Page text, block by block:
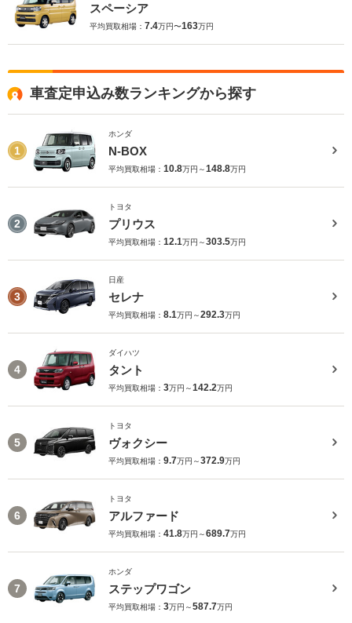
スペーシア
平均買取相場： 7.4万円〜163万円
車査定申込み数ランキングから探す
1
ホンダ
N-BOX
平均買取相場： 10.8万円～148.8万円
2
トヨタ
プリウス
平均買取相場： 12.1万円～303.5万円
3
日産
セレナ
平均買取相場： 8.1万円～292.3万円
4
ダイハツ
タント
平均買取相場： 3万円～142.2万円
5
トヨタ
ヴォクシー
平均買取相場： 9.7万円～372.9万円
6
トヨタ
アルファード
平均買取相場： 41.8万円～689.7万円
7
ホンダ
ステップワゴン
平均買取相場： 3万円～587.7万円